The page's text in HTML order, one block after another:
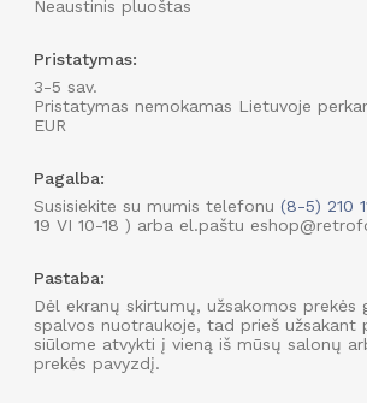
Neaustinis pluoštas
Pristatymas:
3-5 sav.
Pristatymas nemokamas Lietuvoje
EUR
Pagalba:
Susisiekite su mumis telefonu (8-5) 210
19 VI 10-18 ) arba el.paštu
Pastaba:
Dėl ekranų skirtumų, užsakomos prekės
spalvos nuotraukoje, tad prieš užsakant
siūlome atvykti į vieną iš mūsų salonų
prekės pavyzdį.